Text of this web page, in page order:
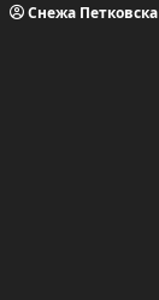
Снежа Петковска